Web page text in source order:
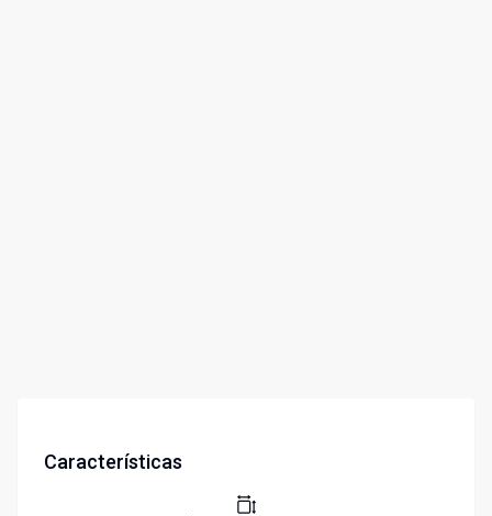
Características